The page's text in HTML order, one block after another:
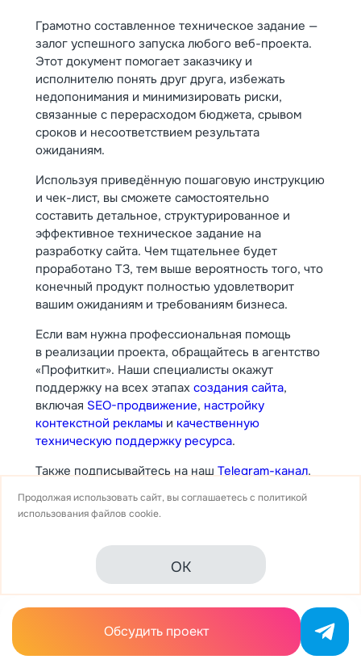
Грамотно составленное техническое задание —
залог успешного запуска любого веб-проекта.
Этот документ помогает заказчику и
исполнителю понять друг друга, избежать
недопонимания и минимизировать риски,
связанные с перерасходом бюджета, срывом
сроков и несоответствием результата
ожиданиям.
Используя приведённую пошаговую инструкцию
и чек-лист, вы сможете самостоятельно
составить детальное, структурированное и
эффективное техническое задание на
разработку сайта. Чем тщательнее будет
проработано ТЗ, тем выше вероятность того, что
конечный продукт полностью удовлетворит
вашим ожиданиям и требованиям бизнеса.
Если вам нужна профессиональная помощь
в реализации проекта, обращайтесь в агентство
«Профиткит». Наши специалисты окажут
поддержку на всех этапах создания сайта,
включая SEO-продвижение, настройку
контекстной рекламы и качественную
техническую поддержку ресурса.
Также подписывайтесь на нашTelegram-канал,
по веб-разработке, маркетингу и управлению
Обсудить проект
Продолжая использовать сайт, вы соглашаетесь с политикой
использованияфайлов cookie.
OK